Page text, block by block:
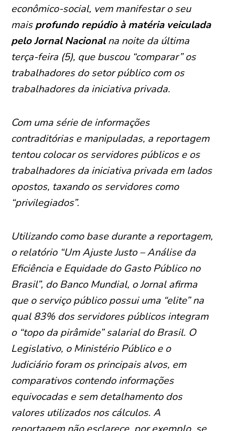
econômico-social, vem manifestar o seu
maisprofundo repúdio à matéria veiculada
pelo Jornal Nacionalna noite da última
terça-feira (5), que buscou “comparar” os
trabalhadores do setor público com os
trabalhadores da iniciativa privada.
Com uma série de informações
contraditórias e manipuladas, a reportagem
tentou colocar os servidores públicos e os
trabalhadores da iniciativa privada em lados
opostos, taxando os servidores como
“privilegiados”.
Utilizando como base durante a reportagem,
o relatório “Um Ajuste Justo – Análise da
Eficiência e Equidade do Gasto Público no
Brasil”, do Banco Mundial, o Jornal afirma
que o serviço público possui uma “elite” na
qual 83% dos servidores públicos integram
o “topo da pirâmide” salarial do Brasil. O
Legislativo, o Ministério Público e o
Judiciário foram os principais alvos, em
comparativos contendo informações
equivocadas e sem detalhamento dos
valores utilizados nos cálculos. A